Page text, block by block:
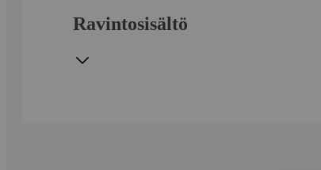
Ravintosisältö